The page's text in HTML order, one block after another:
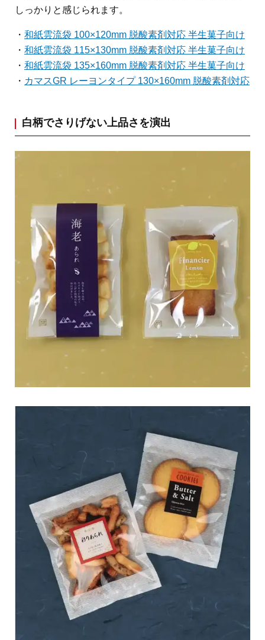
しっかりと感じられます。
・ 和紙雲流袋 100×120mm 脱酸素剤対応 半生菓子向け
・ 和紙雲流袋 115×130mm 脱酸素剤対応 半生菓子向け
・ 和紙雲流袋 135×160mm 脱酸素剤対応 半生菓子向け
・ カマスGR レーヨンタイプ 130×160mm 脱酸素剤対応
白柄でさりげない上品さを演出